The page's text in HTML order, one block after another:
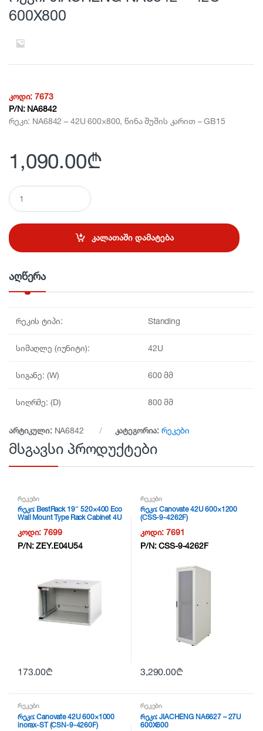
600X800
კოდი:7673
P/N: NA6842
რეკი: NA6842 – 42U 600×800, წინა შუშის კარით – GB15
1,090.00₾
Q
u
t
i
კალათაში დამატება
აღწერა
რეკის ტიპი: Standing
სიმაღლე (იუნიტი): 42U
სიგანე: (W) 600 მმ
სიღრმე: (D) 800 მმ
არტიკული: NA6842 კატეგორია: რეკები
მსგავსი პროდუქტები
რეკები
რეკი: BestRack 19″ 520×400 Eco
Wall Mount Type Rack Cabinet 4U
კოდი:7699
P/N:ZEY.E04U54
173.00₾
რეკები
რეკი: Canovate 42U 600×1200
(CSS-9-4262F)
კოდი:7691
P/N:CSS-9-4262F
3,290.00₾
რეკები
რეკი: Canovate 42U 600×1000
inorax-ST (CSN-9-4260F)
რეკები
რეკი: JIACHENG NA6627 – 27U
600X600